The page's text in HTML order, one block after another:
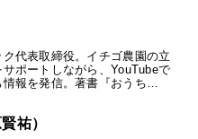
代表取締役。イチゴ農園の立
ポートしながら、YouTubeで
情報を発信。著書『おうち…
祐）